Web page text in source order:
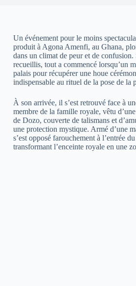
Un événement pour le moins
produit à Agona Amenfi, au Ghana,
dans un climat de peur et de confusion.
recueillis, tout a commencé lorsqu’un
palais pour récupérer une houe
indispensable au rituel de la pose de la
À son arrivée, il s’est retrouvé face à
membre de la famille royale, vêtu
de Dozo, couverte de talismans et
une protection mystique. Armé d’une
s’est opposé farouchement à l’entrée du
transformant l’enceinte royale en une